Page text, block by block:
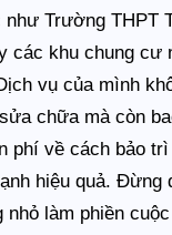
Trường THPT
các khu chung cư
vụ của mình
chữa mà còn
phí về cách bảo
hiệu quả. Đừng
nhỏ làm phiền